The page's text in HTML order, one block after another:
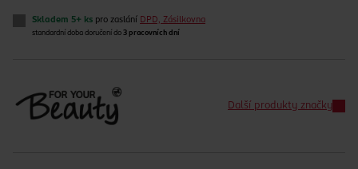
Skladem 5+ ks pro zaslání DPD, Zásilkovna
standardní doba doručení do 3 pracovních dní
Další produkty značky